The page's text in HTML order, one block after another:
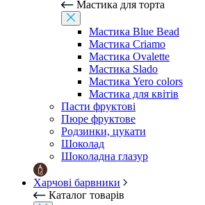
Мастика для торта
Мастика Blue Bead
Мастика Criamo
Мастика Ovalette
Мастика Slado
Мастика Yero colors
Мастика для квітів
Пасти фруктові
Пюре фруктове
Родзинки, цукати
Шоколад
Шоколадна глазур
Харчові барвники
Каталог товарів